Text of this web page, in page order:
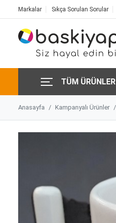
Markalar Sıkça Sorulan Sorular
TÜM ÜRÜNLER
Anasayfa Kampanyalı Ürünler